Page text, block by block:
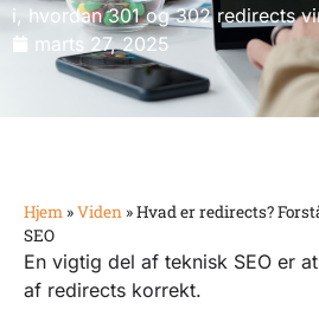
i, hvordan 301 og 302 redirects
marts 27, 2025
Hjem »Viden »Hvad er redirects?
SEO
En vigtig del af teknisk SEO er
af redirects korrekt.